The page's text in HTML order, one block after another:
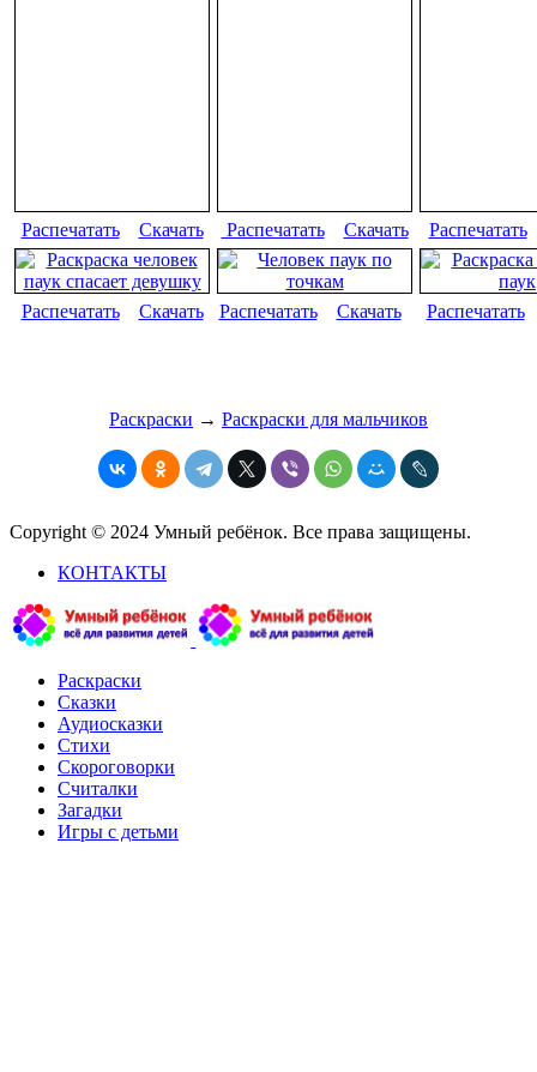
Распечатать Скачать Распечатать Скачать Распечатать
Распечатать Скачать Распечатать Скачать Распечатать
Раскраски → Раскраски для мальчиков
Copyright © 2024 Умный ребёнок. Все права защищены.
КОНТАКТЫ
Раскраски
Сказки
Аудиосказки
Стихи
Скороговорки
Считалки
Загадки
Игры с детьми